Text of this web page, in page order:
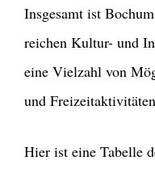
Insgesamt ist
reichen Kultur- und
eine Vielzahl von
und
Hier ist eine Tabelle